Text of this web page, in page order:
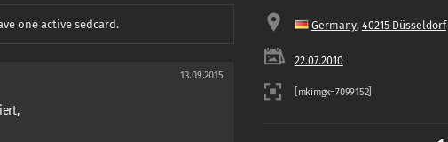
one active sedcard.
13.09.2015
Germany, 40215 Düsseldorf
22.07.2010